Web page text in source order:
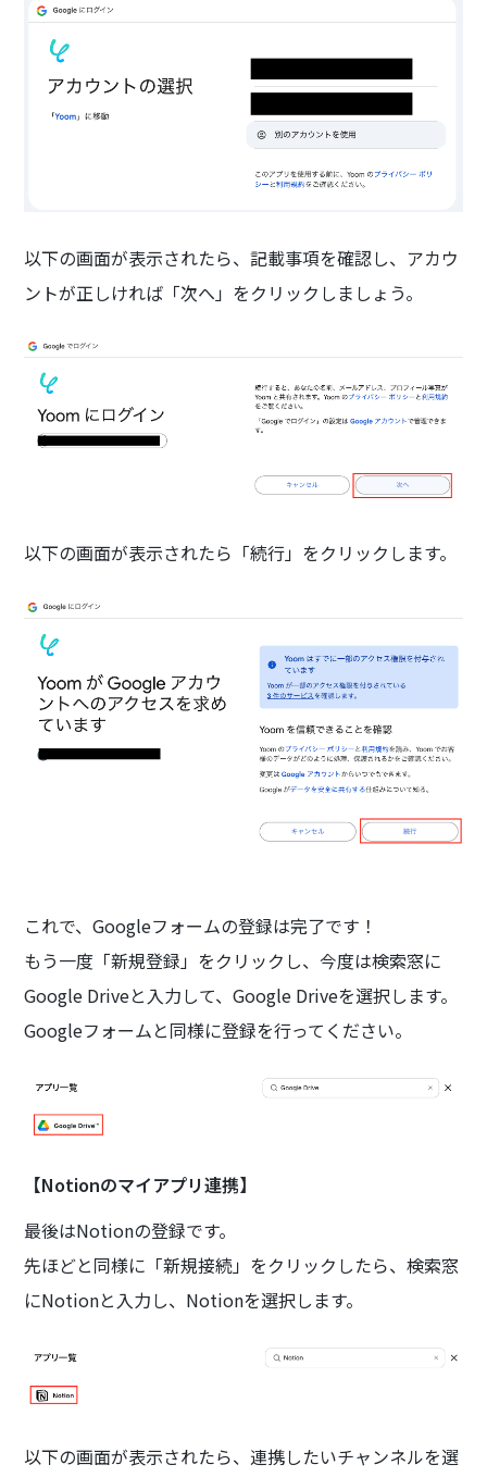
以下の画面が表示されたら、記載事項を確認し、アカウ
ントが正しければ「次へ」をクリックしましょう。
以下の画面が表示されたら「続行」をクリックします。
これで、Googleフォームの登録は完了です！
もう一度「新規登録」をクリックし、今度は検索窓に
Google Driveと入力して、Google Driveを選択します。
Googleフォームと同様に登録を行ってください。
【Notionのマイアプリ連携】
最後はNotionの登録です。
先ほどと同様に「新規接続」をクリックしたら、検索窓
にNotionと入力し、Notionを選択します。
以下の画面が表示されたら、連携したいチャンネルを選